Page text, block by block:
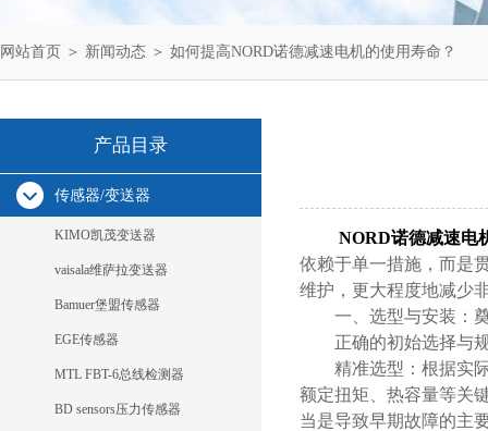
网站首页 ＞ 新闻动态 ＞ 如何提高NORD诺德减速电机的使用寿命？
产品目录
传感器/变送器
KIMO凯茂变送器
vaisala维萨拉变送器
Bamuer堡盟传感器
EGE传感器
MTL FBT-6总线检测器
BD sensors压力传感器
NORD诺德减速电
依赖于单一措施，而是
维护，更大程度地减少
一、选型与安装：奠
正确的初始选择与规
精准选型：根据实际
额定扭矩、热容量等关
当是导致早期故障的主